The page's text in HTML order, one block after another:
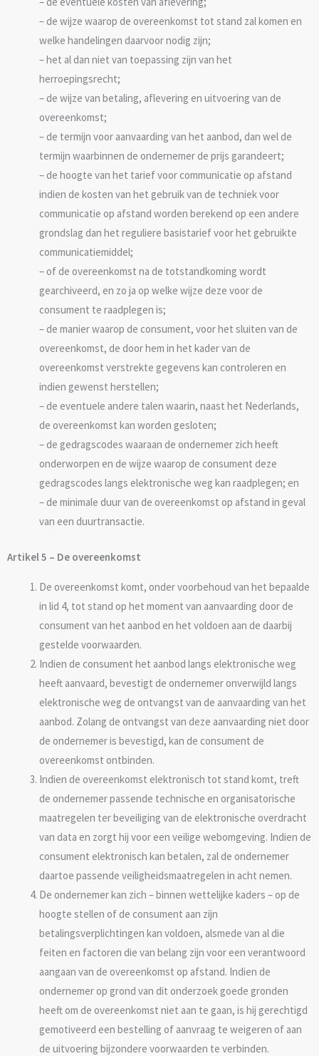
– de wijze waarop de overeenkomst tot stand zal komen en
welke handelingen daarvoor nodig zijn;
– het al dan niet van toepassing zijn van het
herroepingsrecht;
– de wijze van betaling, aflevering en uitvoering van de
overeenkomst;
– de termijn voor aanvaarding van het aanbod, dan wel de
termijn waarbinnen de ondernemer de prijs garandeert;
– de hoogte van het tarief voor communicatie op afstand
indien de kosten van het gebruik van de techniek voor
communicatie op afstand worden berekend op een andere
grondslag dan het reguliere basistarief voor het gebruikte
communicatiemiddel;
– of de overeenkomst na de totstandkoming wordt
gearchiveerd, en zo ja op welke wijze deze voor de
consument te raadplegen is;
– de manier waarop de consument, voor het sluiten van de
overeenkomst, de door hem in het kader van de
overeenkomst verstrekte gegevens kan controleren en
indien gewenst herstellen;
– de eventuele andere talen waarin, naast het Nederlands,
de overeenkomst kan worden gesloten;
– de gedragscodes waaraan de ondernemer zich heeft
onderworpen en de wijze waarop de consument deze
gedragscodes langs elektronische weg kan raadplegen; en
– de minimale duur van de overeenkomst op afstand in geval
van een duurtransactie.
Artikel 5 – De overeenkomst
De overeenkomst komt, onder voorbehoud van het bepaalde
in lid 4, tot stand op het moment van aanvaarding door de
consument van het aanbod en het voldoen aan de daarbij
gestelde voorwaarden.
Indien de consument het aanbod langs elektronische weg
heeft aanvaard, bevestigt de ondernemer onverwijld langs
elektronische weg de ontvangst van de aanvaarding van het
aanbod. Zolang de ontvangst van deze aanvaarding niet door
de ondernemer is bevestigd, kan de consument de
overeenkomst ontbinden.
Indien de overeenkomst elektronisch tot stand komt, treft
de ondernemer passende technische en organisatorische
maatregelen ter beveiliging van de elektronische overdracht
van data en zorgt hij voor een veilige webomgeving. Indien de
consument elektronisch kan betalen, zal de ondernemer
daartoe passende veiligheidsmaatregelen in acht nemen.
De ondernemer kan zich – binnen wettelijke kaders – op de
hoogte stellen of de consument aan zijn
betalingsverplichtingen kan voldoen, alsmede van al die
feiten en factoren die van belang zijn voor een verantwoord
aangaan van de overeenkomst op afstand. Indien de
ondernemer op grond van dit onderzoek goede gronden
heeft om de overeenkomst niet aan te gaan, is hij gerechtigd
gemotiveerd een bestelling of aanvraag te weigeren of aan
de uitvoering bijzondere voorwaarden te verbinden.